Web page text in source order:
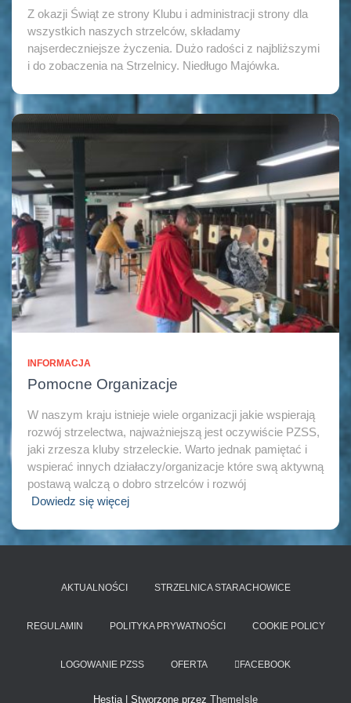
Z okazji Świąt ze strony Klubu i administracji strony dla
wszystkich naszych strzelców, składamy
najserdeczniejsze życzenia. Dużo radości z najbliższymi
i do zobaczenia na Strzelnicy. Niedługo Majówka.
INFORMACJA
Pomocne Organizacje
W naszym kraju istnieje wiele organizacji jakie wspierają
rozwój strzelectwa, najważniejszą jest oczywiście PZSS,
jaki zrzesza kluby strzeleckie. Warto jednak pamiętać i
wspierać innych działaczy/organizacje które swą aktywną
postawą walczą o dobro strzelców i rozwój
Dowiedz się więcej
AKTUALNOŚCI STRZELNICA STARACHOWICE
REGULAMIN POLITYKA PRYWATNOŚCI COOKIE POLICY
LOGOWANIE PZSS OFERTA FACEBOOK
Hestia | Stworzone przez ThemeIsle